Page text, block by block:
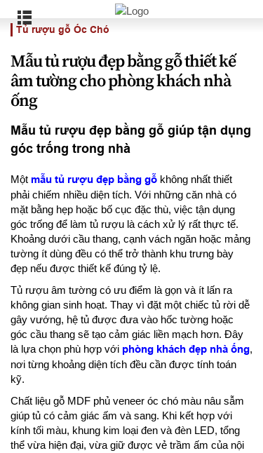
Tủ rượu gỗ Óc Chó
Mẫu tủ rượu đẹp bằng gỗ thiết kế
âm tường cho phòng khách nhà
ống
Mẫu tủ rượu đẹp bằng gỗ giúp tận dụng
góc trống trong nhà
Một mẫu tủ rượu đẹp bằng gỗ không nhất thiết
phải chiếm nhiều diện tích. Với những căn nhà có
mặt bằng hẹp hoặc bố cục đặc thù, việc tận dụng
góc trống để làm tủ rượu là cách xử lý rất thực tế.
Khoảng dưới cầu thang, cạnh vách ngăn hoặc mảng
tường ít dùng đều có thể trở thành khu trưng bày
đẹp nếu được thiết kế đúng tỷ lệ.
Tủ rượu âm tường có ưu điểm là gọn và ít lấn ra
không gian sinh hoạt. Thay vì đặt một chiếc tủ rời dễ
gây vướng, hệ tủ được đưa vào hốc tường hoặc
góc cầu thang sẽ tạo cảm giác liền mạch hơn. Đây
là lựa chọn phù hợp với phòng khách đẹp nhà ống,
nơi từng khoảng diện tích đều cần được tính toán
kỹ.
Chất liệu gỗ MDF phủ veneer óc chó màu nâu sẫm
giúp tủ có cảm giác ấm và sang. Khi kết hợp với
kính tối màu, khung kim loại đen và đèn LED, tổng
thể vừa hiện đại, vừa giữ được vẻ trầm ấm của nội